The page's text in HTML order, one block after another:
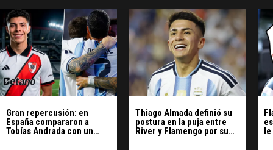
Gran repercusión: en
España compararon a
Tobías Andrada con un
Thiago Almada definió su
postura en la puja entre
River y Flamengo por su
le